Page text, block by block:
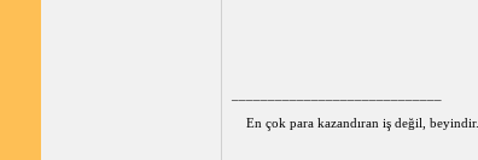
En çok para kazandıran iş değil, beyindir.